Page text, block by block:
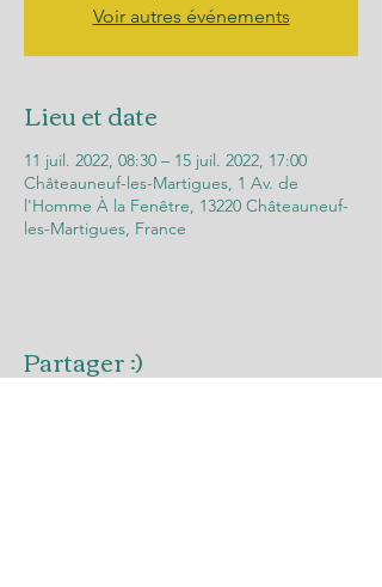
Voir autres événements
Lieu et date
11 juil. 2022, 08:30 – 15 juil. 2022, 17:00
Châteauneuf-les-Martigues, 1 Av. de
l'Homme À la Fenêtre, 13220 Châteauneuf-
les-Martigues, France
Partager :)